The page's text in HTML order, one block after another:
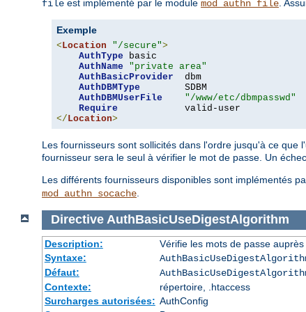
file est implémenté par le module mod_authn_file .
Exemple
<Location "/secure">
AuthType basic
AuthName
"private area"
AuthBasicProvider
  dbm
AuthDBMType
        SDBM
AuthDBMUserFile
"/www/etc/dbmpasswd"
Require
</Location>
Les fournisseurs sont sollicités dans l'ordre jusqu'à ce
fournisseur sera le seul à vérifier le mot de passe. Un
Les différents fournisseurs disponibles sont implémentés
mod_authn_socache
Directive AuthBasicUseDigestAlgorithm
Description:
Vérifie les mots de passe
Syntaxe:
Défaut:
Contexte:
répertoire, .htaccess
Surcharges autorisées: AuthConfig